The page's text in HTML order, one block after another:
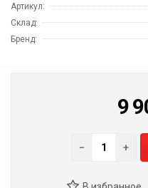
Артикул:
Склад:
Бренд:
9
− +